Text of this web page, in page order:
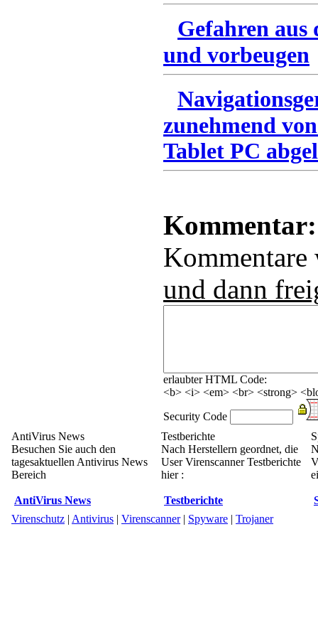
Gefahren
und vorbeugen
zunehmend
Tablet PC
Kommentar:
und dann
erlaubter HTML Code:
<b> <i> <em> <br> <strong>
Security Code
AntiVirus News
Besuchen Sie auch den
tagesaktuellen Antivirus News
Bereich
AntiVirus News
Testberichte
Nach Herstellern geordnet, die
User Virenscanner Testberichte
hier :
Testberichte
Virenschutz | Antivirus | Virenscanner| Spyware | Trojaner